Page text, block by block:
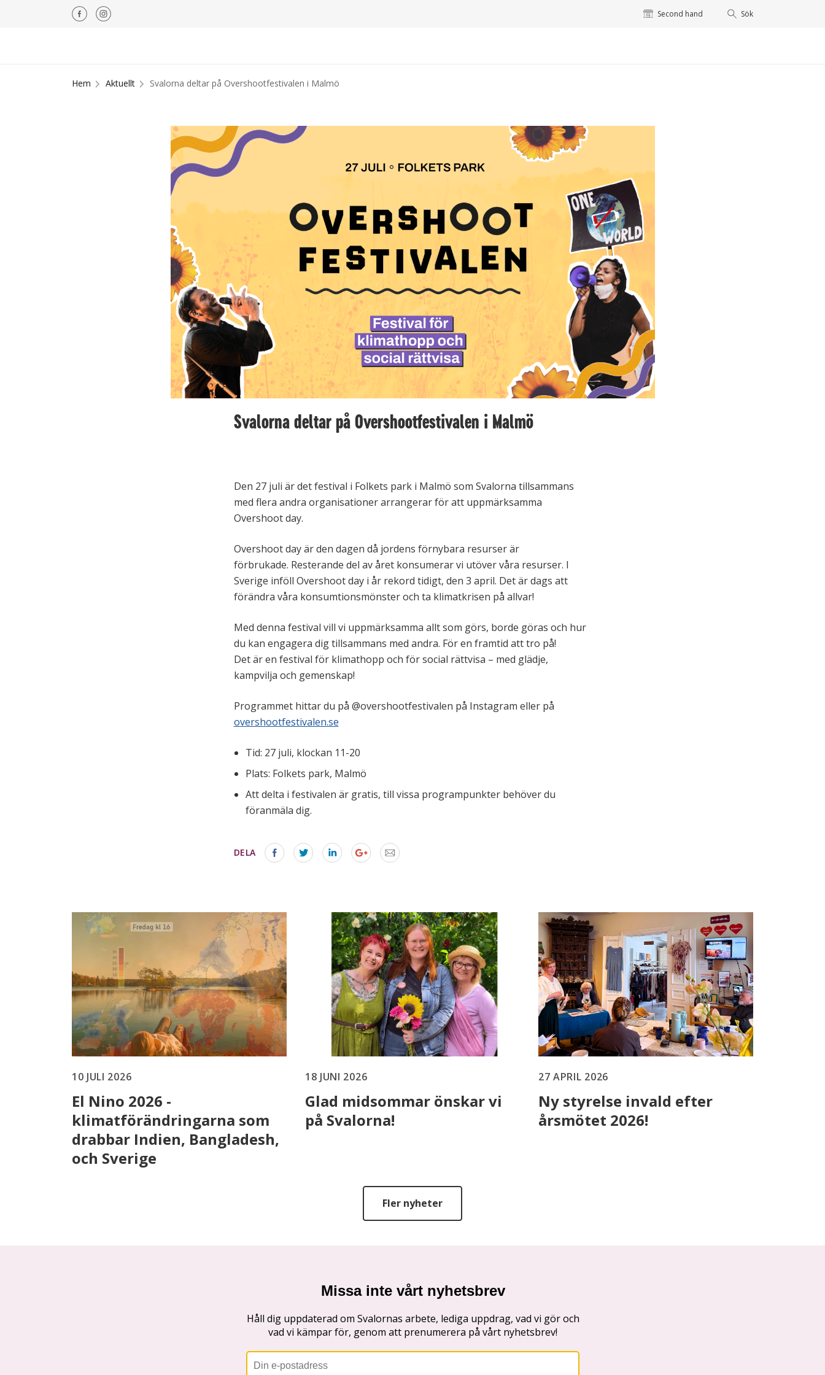
Second hand Sök
Hem Aktuellt Svalorna deltar på Overshootfestivalen i Malmö
Svalorna deltar på Overshootfestivalen i Malmö
Den 27 juli är det festival i Folkets parki Malmö som Svalorna tillsammans
med flera andra organisationer arrangerar för att uppmärksamma
Overshoot day.
Overshoot day är den dagen då jordens förnybara resurser är
förbrukade. Resterande del av året konsumerar vi utöver våra resurser. I
Sverige inföll Overshoot day i år rekord tidigt, den 3 april. Det är dags att
förändra våra konsumtionsmönster och ta klimatkrisen på allvar!
Med denna festival vill vi uppmärksamma allt som görs, borde göras och hur
du kan engagera dig tillsammans med andra. För en framtid att tro på!
Det är en festival för klimathopp och för social rättvisa – med glädje,
kampvilja och gemenskap!
Programmet hittar du på @overshootfestivalen på Instagram eller på
overshootfestivalen.se
Tid: 27 juli, klockan 11-20
Plats: Folkets park, Malmö
Att delta i festivalen är gratis, till vissa programpunkter behöver du
föranmäla dig.
DELA
10 JULI 2026
El Nino 2026 -
klimatförändringarna som
drabbar Indien, Bangladesh,
och Sverige
18 JUNI 2026
Glad midsommar önskar vi
på Svalorna!
27 APRIL 2026
Ny styrelse invald efter
årsmötet 2026!
Fler nyheter